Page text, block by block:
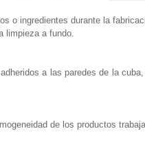
o ingredientes durante la
limpieza a fundo.
a las paredes de la
de los productos